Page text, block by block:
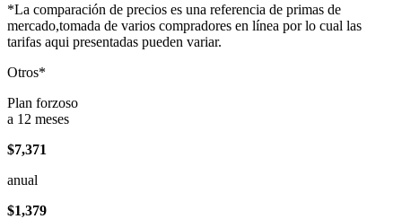
*La comparación de precios es una referencia de primas de
mercado,tomada de varios compradores en línea por lo cual las
tarifas aqui presentadas pueden variar.
Otros*
Plan forzoso
a 12 meses
$7,371
anual
$1,379